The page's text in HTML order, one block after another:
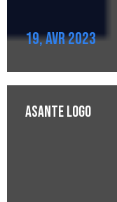
19, Avr 2023
Asante Logo